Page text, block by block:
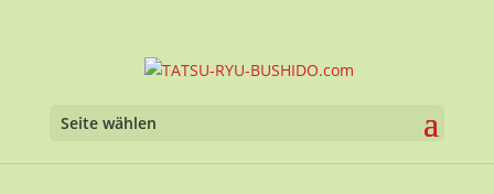
Seite wählen